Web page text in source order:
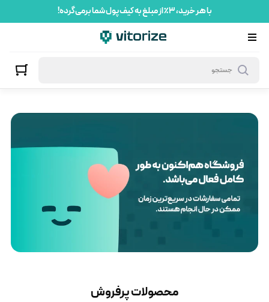
با هر خرید، ۳٪ از مبلغ به کیف پول شما برمی‌گرده!
محصولات پرفروش